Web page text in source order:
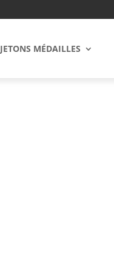
JETONS MÉDAILLES